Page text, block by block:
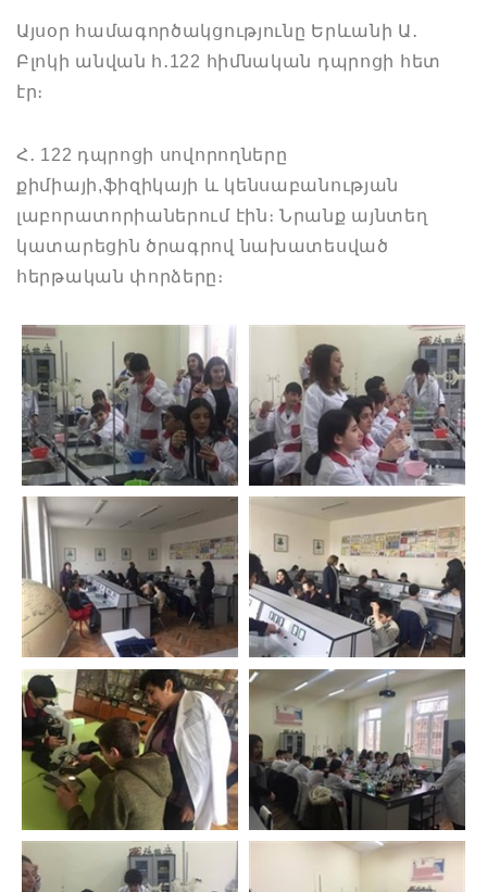
Այսօր համագործակցությունը Երևանի Ա․
Բլոկի անվան հ․122 հիմնական դպրոցի հետ
էր։
Հ․ 122 դպրոցի սովորողները
քիմիայի,ֆիզիկայի և կենսաբանության
լաբորատորիաներում էին։ Նրանք այնտեղ
կատարեցին ծրագրով նախատեսված
հերթական փորձերը։